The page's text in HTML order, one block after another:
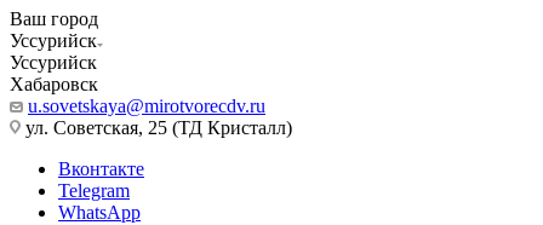
Ваш город
Уссурийск
Уссурийск
Хабаровск
u.sovetskaya@mirotvorecdv.ru
ул. Советская, 25 (ТД Кристалл)
Вконтакте
Telegram
WhatsApp